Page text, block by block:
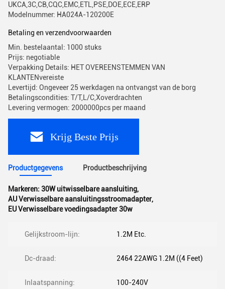
UKCA,3C,CB,CQC,EMC,ETL,PSE,DOE,ECE,ERP
Modelnummer: HA024A-120200E
Betaling en verzendvoorwaarden
Min. bestelaantal: 1000 stuks
Prijs: negotiable
Verpakking Details: HET OVEREENSTEMMEN VAN
KLANTENvereiste
Levertijd: Ongeveer 25 werkdagen na ontvangst van de borg
Betalingscondities: T/T,L/C,Xoverdrachten
Levering vermogen: 2000000pcs per maand
Krijg Beste Prijs
Productgegevens Productbeschrijving
Markeren: 30W uitwisselbare aansluiting,
AU Verwisselbare aansluitingsstroomadapter,
EU Verwisselbare voedingsadapter 30w
Gelijkstroom-lijn: 1.2M Etc.
Dc-draad: 2464 22AWG 1.2M ((4 Feet)
Inlaatspanning: 100-240V